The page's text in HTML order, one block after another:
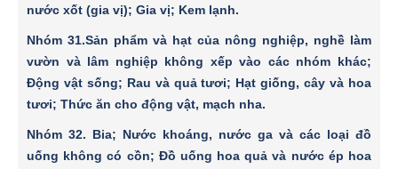
nước xốt (gia vị); Gia vị; Kem lạnh.
Nhóm 31.Sản phẩm và hạt của nông nghiệp, nghề làm
vườn và lâm nghiệp không xếp vào các nhóm khác;
Ðộng vật sống; Rau và quả tươi; Hạt giống, cây và hoa
tươi; Thức ăn cho động vật, mạch nha.
Nhóm 32. Bia; Nước khoáng, nước ga và các loại đồ
uống không có cồn; Ðồ uống hoa quả và nước ép hoa